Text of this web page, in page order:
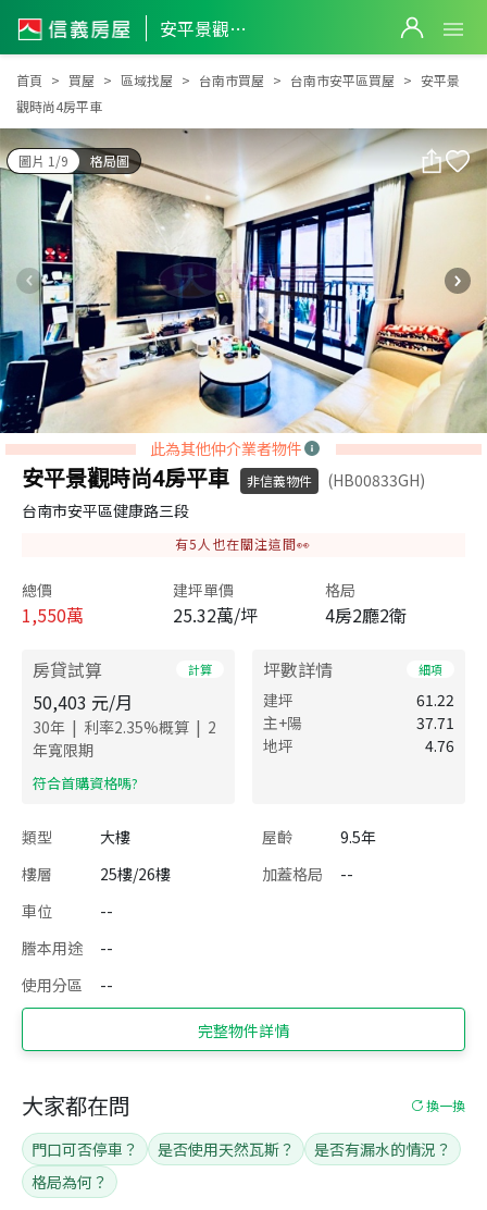
安平景觀時尚4房平車
安平景觀時尚4房平車
首頁 買屋 區域找屋 台南市買屋 台南市安平區買屋
安平景
觀時尚4房平車
圖片 1/9 格局圖
此為其他仲介業者物件
安平景觀時尚4房平車 非信義物件
(HB00833GH)
台南市安平區健康路三段
有5 人也在關注這間👀
總價
1,550萬
建坪單價
25.32萬/坪
格局
4房2廳2衛
房貸試算 計算
50,403 元/月
30年 | 利率2.35%概算 | 2
年寬限期
​符合首購資格嗎?
坪數詳情 細項
建坪
61.22
主+陽
37.71
地坪
4.76
類型 大樓 屋齡
9.5年
樓層
25樓/26樓 加蓋格局
--
車位
--
謄本用途
--
使用分區
--
完整物件詳情
大家都在問 換一換
門口可否停車？ 是否使用天然瓦斯？
是否有漏水的情況？
格局為何？